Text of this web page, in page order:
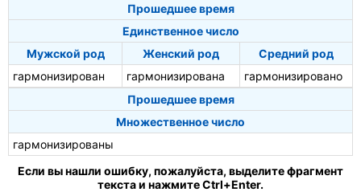
Прошедшее время
Единственное число
Мужской род
Женский род
Средний род
гармонизирован
гармонизирована
гармонизировано
Прошедшее время
Множественное число
гармонизированы
Если вы нашли ошибку, пожалуйста, выделите фрагмент
текста и нажмите Ctrl+Enter.